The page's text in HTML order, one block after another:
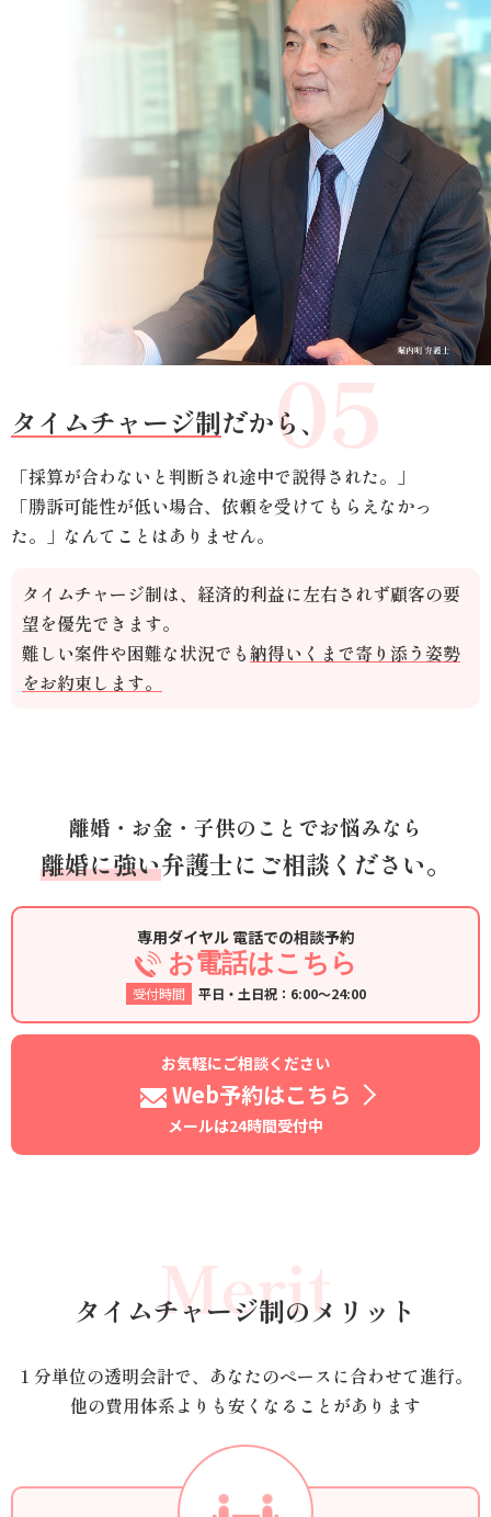
05
タイムチャージ制だから、
「採算が合わないと判断され途中で説得された。」
「勝訴可能性が低い場合、依頼を受けてもらえなかっ
た。」なんてことはありません。
タイムチャージ制は、経済的利益に左右されず顧客の要
望を優先できます。
難しい案件や困難な状況でも納得いくまで寄り添う姿勢
をお約束します。
離婚・お金・子供のことでお悩みなら
離婚に強い弁護士にご相談ください。
専用ダイヤル 電話での相談予約
お電話はこちら
受付時間 平日・土日祝：6:00～24:00
お気軽にご相談ください
Web予約はこちら
メールは24時間受付中
Merit
タイムチャージ制のメリット
1 分単位の透明会計で、あなたのペースに合わせて進行。
他の費用体系よりも安くなることがあります